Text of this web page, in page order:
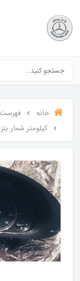
خانه
کیلومتر شمار بنز w203 مدل 2007